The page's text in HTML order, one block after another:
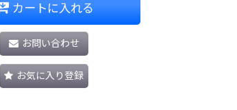
カートに入れる
お問い合わせ
お気に入り登録